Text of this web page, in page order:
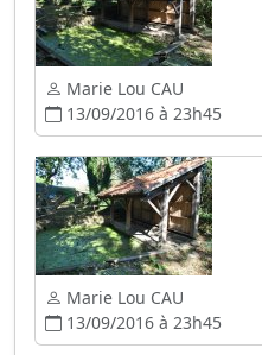
Marie Lou CAU
13/09/2016 à 23h45
Marie Lou CAU
13/09/2016 à 23h45